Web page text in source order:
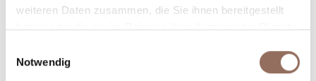
weiteren Daten zusammen, die Sie ihnen bereitgestellt
haben oder die sie im Rahmen Ihrer Nutzung der Dienste
Notwendig
willst, mit einem Blick aufs Wetter in Echtzeit.